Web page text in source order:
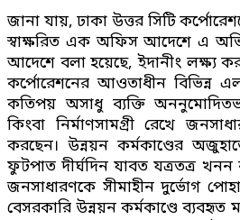
জানা যায়, ঢাকা উত্তর সিটি
স্বাক্ষরিত এক অফিস আদেশে এ
আদেশে বলা হয়েছে, ইদানীং লক্ষ্য
কর্পোরেশনের আওতাধীন
কতিপয় অসাধু ব্যক্তি
কিংবা নির্মাণসামগ্রী রেখে
করছেন। উন্নয়ন কর্মকাণ্ডের
ফুটপাত দীর্ঘদিন যাবত যত্রতত্র
জনসাধারণকে সীমাহীন দুর্ভোগ
বেসরকারি উন্নয়ন কর্মকাণ্ডে ব্যবহৃত